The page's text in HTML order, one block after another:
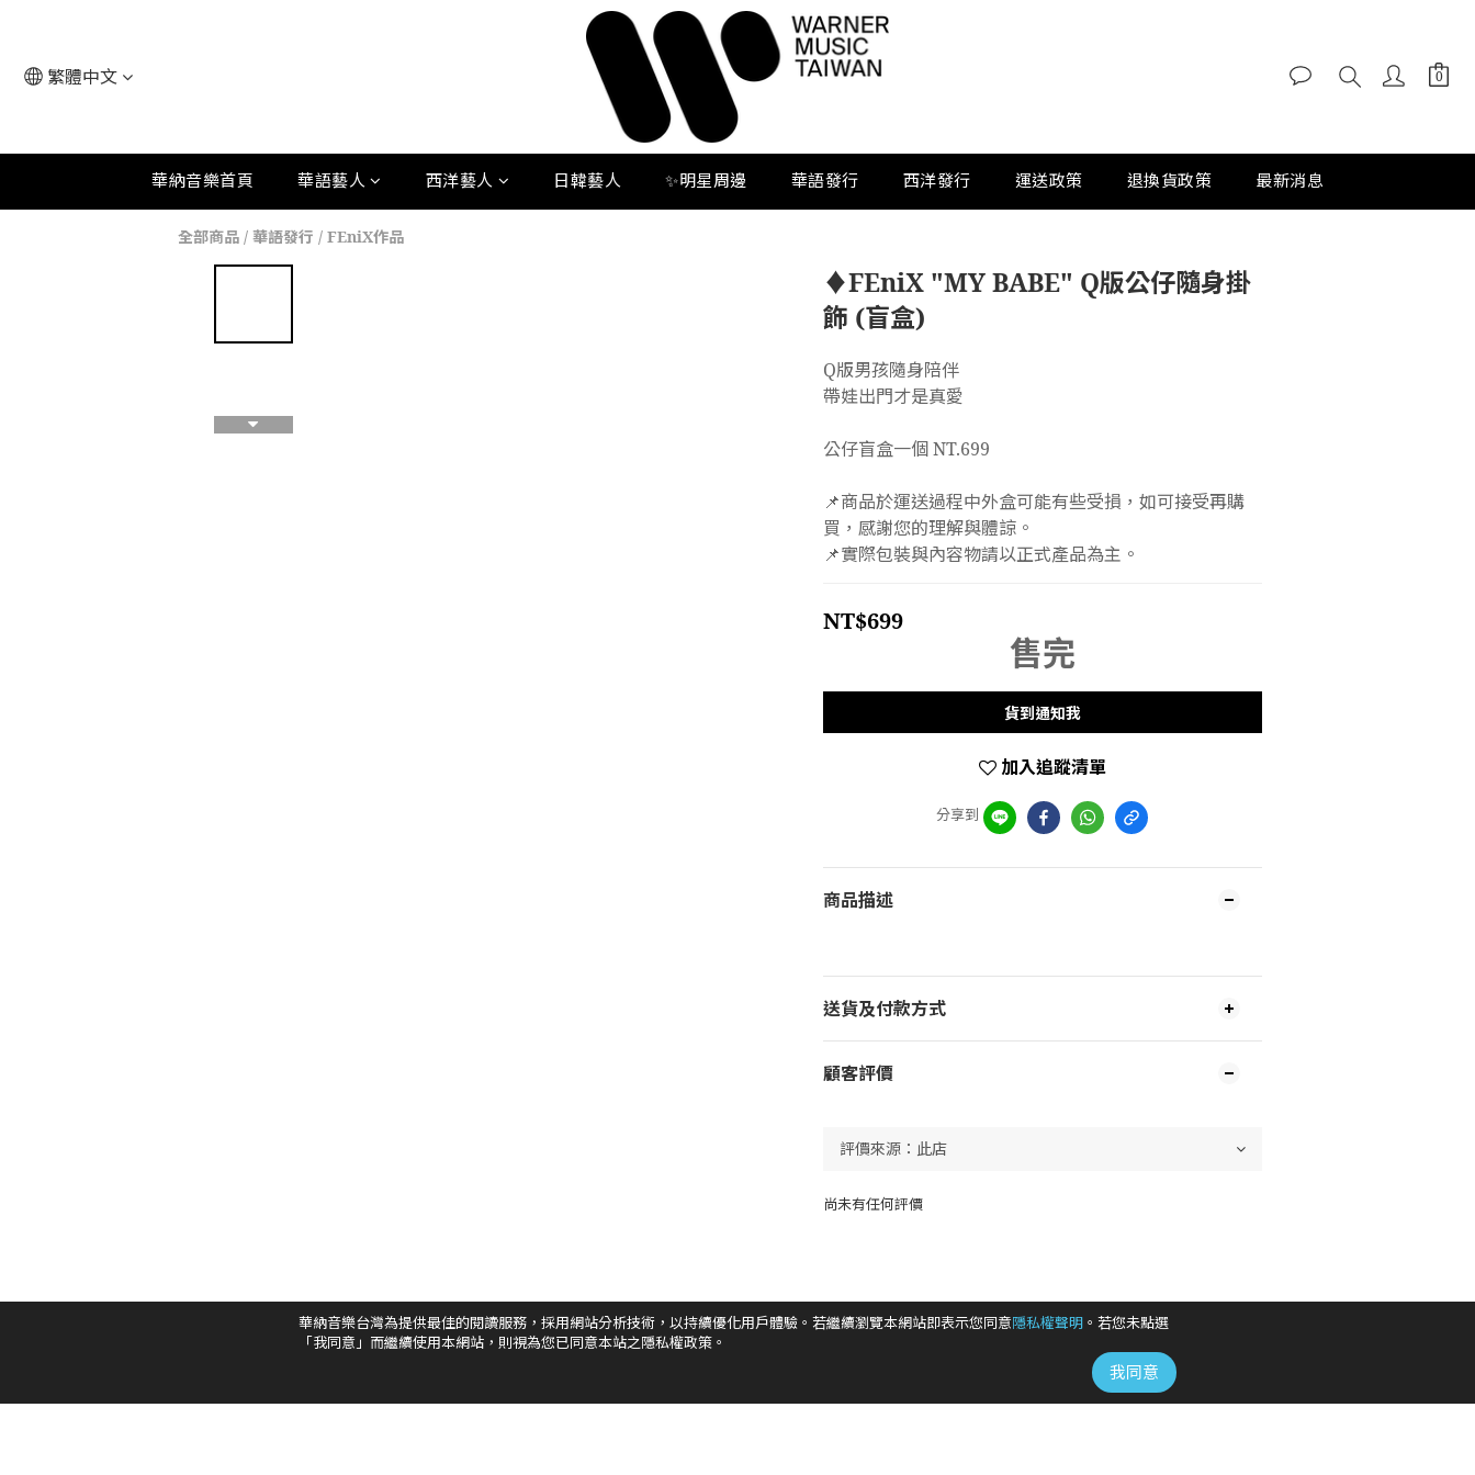
繁體中文
華納音樂首頁 華語藝人 西洋藝人 日韓藝人 ✨明星周邊 華語發行 西洋發行 運送政策 退換貨政策 最新消息
全部商品 / 華語發行 / FEniX作品
♦️FEniX "MY BABE" Q版公仔隨身掛
飾 (盲盒)
Q版男孩隨身陪伴
帶娃出門才是真愛
公仔盲盒一個 NT.699
📌商品於運送過程中外盒可能有些受損，如可接受再購
買，感謝您的理解與體諒。
📌實際包裝與內容物請以正式產品為主。
NT$699
售完
貨到通知我
加入追蹤清單
分享到
商品描述
送貨及付款方式
顧客評價
尚未有任何評價
臺北市信義區信義路五段108號2樓B室
華納音樂台灣為提供最佳的閱讀服務，採用網站分析技術，以持續優化用戶體驗。若繼續瀏覽本網站即表示您同意隱私權聲明 。若您未點選
「我同意」而繼續使用本網站，則視為您已同意本站之隱私權政策。
我同意